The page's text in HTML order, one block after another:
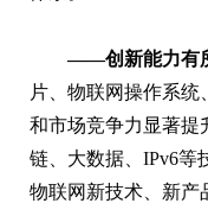
——创新能力有
片、物联网操作系
和市场竞争力显著提
链、大数据、IPv6等
物联网新技术、新产